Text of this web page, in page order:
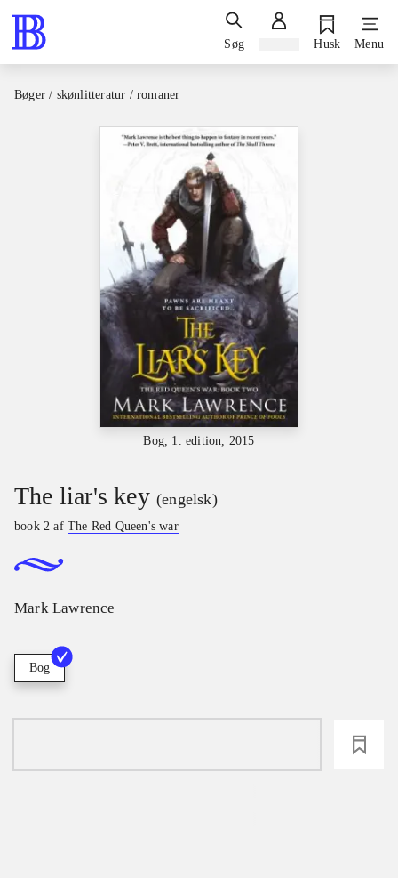
Søg Husk Menu
Bøger / skønlitteratur / romaner
Bog, 1. edition, 2015
The liar's key (engelsk)
book 2 afThe Red Queen's war
Mark Lawrence
Bog